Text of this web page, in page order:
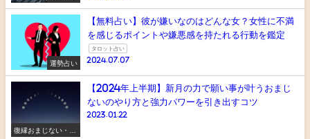
運勢占い
【無料占い】彼が嫌いなのはどんな女？女性に不満
を感じるポイントや嫌悪感を持たれる行動を鑑定
タロット占い
2024.07.07
復縁おまじない・ス
【2024年上半期】新月の力で願い事が叶うおまじ
ないのやり方と強力パワーを引き出すコツ
2023.01.22